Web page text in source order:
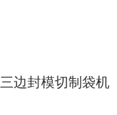
三边封模切制袋机